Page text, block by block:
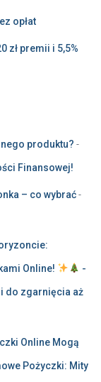
opłat
zł premii i 5,5%
produktu? -
Finansowej!
– co wybrać-
Online! -
do zgarnięcia aż
Online Mogą
Pożyczki: Mity